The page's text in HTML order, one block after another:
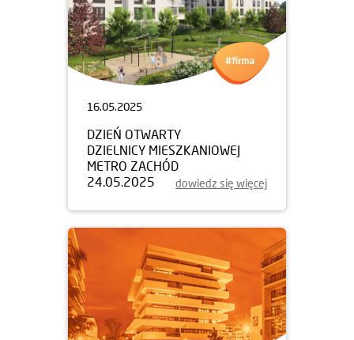
16.05.2025
DZIEŃ OTWARTY
DZIELNICY MIESZKANIOWEJ
METRO ZACHÓD
24.05.2025
dowiedz się więcej